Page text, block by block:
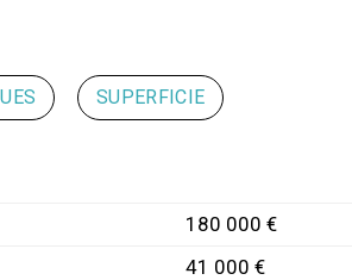
SUPERFICIE
180 000 €
41 000 €